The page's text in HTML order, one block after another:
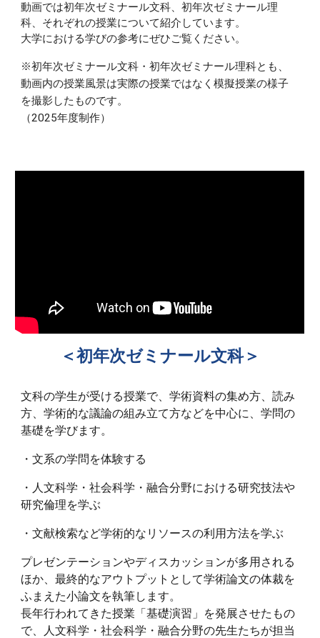
動画では初年次ゼミナール文科、初年次ゼミナール理
科、それぞれの授業について紹介しています。
大学における学びの参考にぜひご覧ください。
※初年次ゼミナール文科・初年次ゼミナール理科とも、
動画内の授業風景は実際の授業ではなく模擬授業の様子
を撮影したものです。
（2025年度制作）
＜初年次ゼミナール文科＞
文科の学生が受ける授業で、学術資料の集め方、読み
方、学術的な議論の組み立て方などを中心に、学問の
基礎を学びます。
・文系の学問を体験する
・人文科学・社会科学・融合分野における研究技法や
研究倫理を学ぶ
・文献検索など学術的なリソースの利用方法を学ぶ
プレゼンテーションやディスカッションが多用される
ほか、最終的なアウトプットとして学術論文の体裁を
ふまえた小論文を執筆します。
長年行われてきた授業「基礎演習」を発展させたもの
で、人文科学・社会科学・融合分野の先生たちが担当